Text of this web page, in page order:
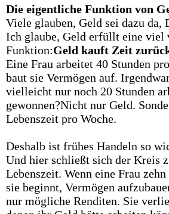
Die eigentliche Funktion von
Viele glauben, Geld sei dazu da,
Ich glaube, Geld erfüllt eine viel
Funktion:Geld kauft Zeit
Eine Frau arbeitet 40 Stunden
baut sie Vermögen auf.
vielleicht nur noch 20 Stunden
gewonnen?Nicht nur Geld.
Lebenszeit pro Woche.
Deshalb ist frühes Handeln so
Und hier schließt sich der Kreis
Lebenszeit. Wenn eine Frau
sie beginnt, Vermögen
nur mögliche Renditen. Sie